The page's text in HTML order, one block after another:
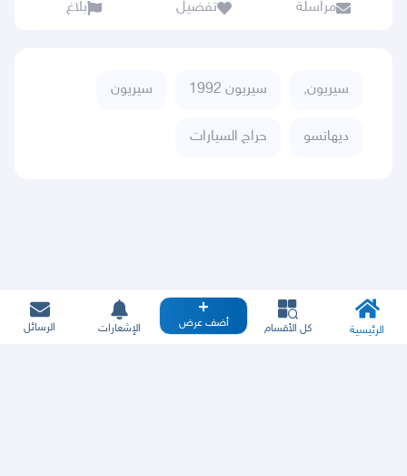
مراسلة تفضيل بلاغ
سيريون, سيريون 1992 سيريون
ديهاتسو حراج السيارات
الرئيسية كل الأقسام أضف عرض الإشعارات الرسائل